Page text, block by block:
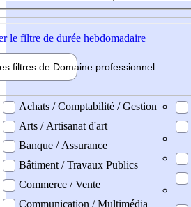
le filtre de durée hebdomadaire
filtres de Domaine professionnel
professionel
Achats / Comptabilité / Gestion
Arts / Artisanat d'art
Banque / Assurance
Bâtiment / Travaux Publics
Commerce / Vente
Communication / Multimédia